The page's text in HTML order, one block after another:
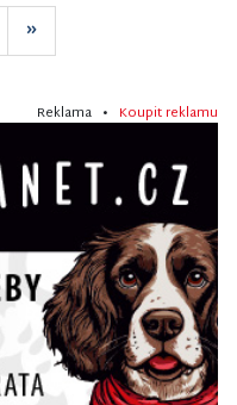
»
Reklama • Koupit reklamu